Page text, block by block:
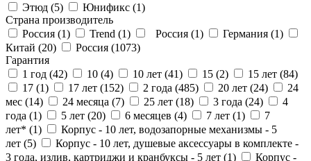
Этюд (5) Юнификс (1)
Страна производитель
Россия (1) Trend (1) Россия (1) Германия (1)
Китай (20) Россия (1073)
Гарантия
1 год (42) 10 (4) 10 лет (41) 15 (2) 15 лет (84)
17 (1) 17 лет (152) 2 года (485) 20 лет (24)
24
мес (14) 24 месяца (7) 25 лет (18) 3 года (24)
4
года (1) 5 лет (20) 6 месяцев (4) 7 лет (1)
7
лет* (1)
Корпус - 10 лет, водозапорные механизмы - 5
лет (5)
Корпус - 10 лет, душевые аксессуары в комплекте -
3 года, излив, картриджи и кранбуксы - 5 лет (1) Корпус -